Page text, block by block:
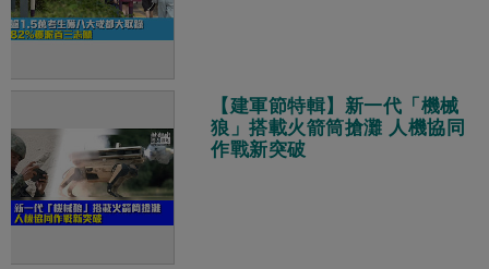
【建軍節特輯】新一代「機械
狼」搭載火箭筒搶灘 人機協同
作戰新突破